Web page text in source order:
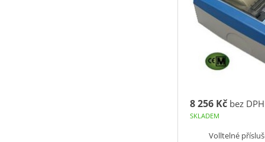
8 256 Kč bez DPH
SKLADEM
Volltelné